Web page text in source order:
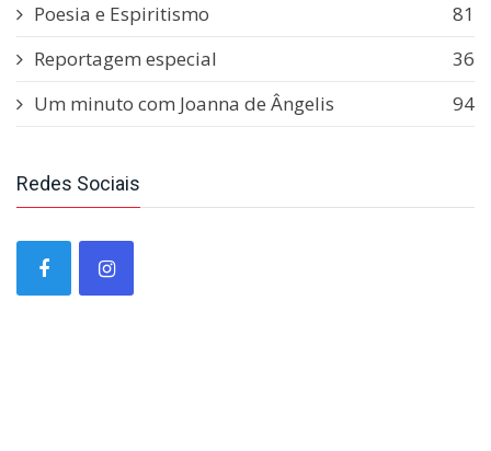
Poesia e Espiritismo
81
Reportagem especial
36
Um minuto com Joanna de Ângelis
94
Redes Sociais